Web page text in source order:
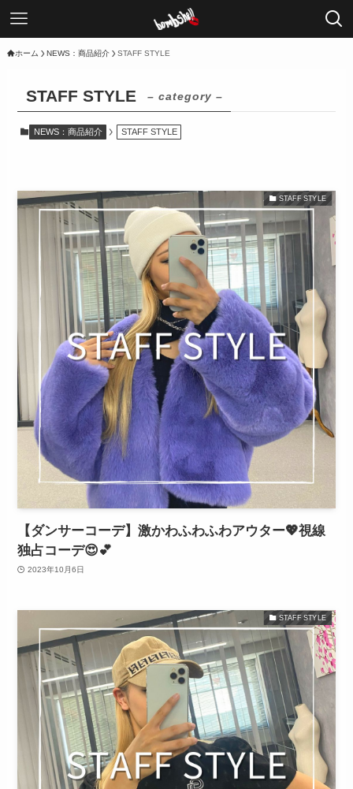
ホーム NEWS：商品紹介 STAFF STYLE
STAFF STYLE – category –
NEWS：商品紹介 STAFF STYLE
STAFF STYLE
【ダンサーコーデ】激かわふわふわアウター💖視線
独占コーデ😍💕
2023年10月6日
STAFF STYLE